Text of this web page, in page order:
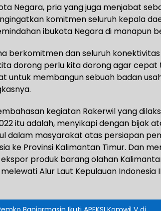
Negara, pria yang juga menjabat
komitmen seluruh kepala
ibukota Negara di manapun
berkomitmen dan seluruh
dorong perlu kita dorong agar cepat
untuk membangun sebuah badan
kegiatan Rakerwil yang
itu adalah, menyikapi dengan bijak
dalam masyarakat atas persiapan
ke Provinsi Kalimantan Timur. Dan
produk barang olahan
Alur Laut Kepulauan Indonesia